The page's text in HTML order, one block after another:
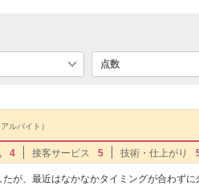
点数
ルバイト）
4 接客サービス 5 技術・仕上がり
が、最近はなかなかタイミングが合わず